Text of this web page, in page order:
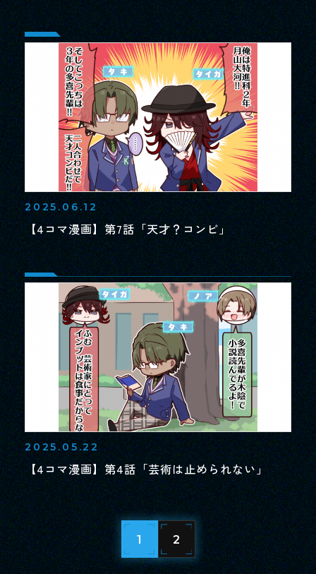
2025.06.12
【4コマ漫画】第7話「天才？コンビ」
2025.05.22
【4コマ漫画】第4話「芸術は止められない」
1 2